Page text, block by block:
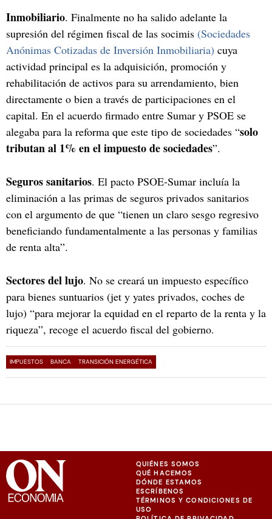
Inmobiliario. Finalmente no ha salido adelante la
supresión del régimen fiscal de las socimis (Sociedades
Anónimas Cotizadas de Inversión Inmobiliaria) cuya
actividad principal es la adquisición, promoción y
rehabilitación de activos para su arrendamiento, bien
directamente o bien a través de participaciones en el
capital. En el acuerdo firmado entre Sumar y PSOE se
alegaba para la reforma que este tipo de sociedades “solo
tributan al 1% en el impuesto de sociedades”.
Seguros sanitarios. El pacto PSOE-Sumar incluía la
eliminación a las primas de seguros privados sanitarios
con el argumento de que “tienen un claro sesgo regresivo
beneficiando fundamentalmente a las personas y familias
de renta alta”.
Sectores del lujo. No se creará un impuesto específico
para bienes suntuarios (jet y yates privados, coches de
lujo) “para mejorar la equidad en el reparto de la renta y la
riqueza”, recoge el acuerdo fiscal del gobierno.
IMPUESTOS BANCA TRANSICIÓN ENERGÉTICA
QUIÉNES SOMOS
QUÉ HACEMOS
DÓNDE ESTAMOS
ESCRÍBENOS
TÉRMINOS Y CONDICIONES DE
USO